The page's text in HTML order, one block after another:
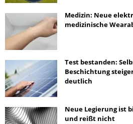
Medizin: Neue
medizinische
Test bestanden:
Beschichtung
deutlich
Neue Legierung ist
und reißt nicht